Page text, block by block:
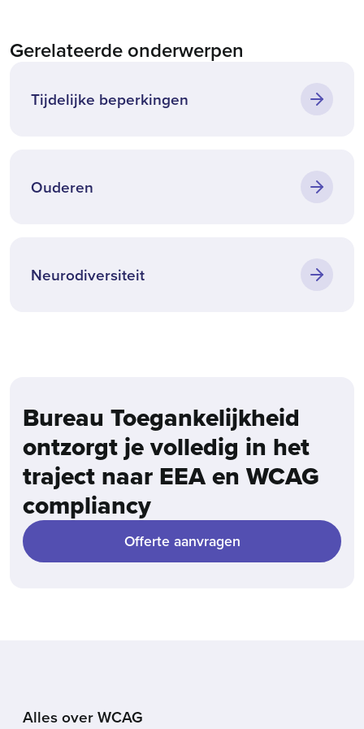
Gerelateerde onderwerpen
Tijdelijke beperkingen
Ouderen
Neurodiversiteit
Bureau Toegankelijkheid
ontzorgt je volledig in het
traject naar EEA en WCAG
compliancy
Offerte aanvragen
Alles over WCAG